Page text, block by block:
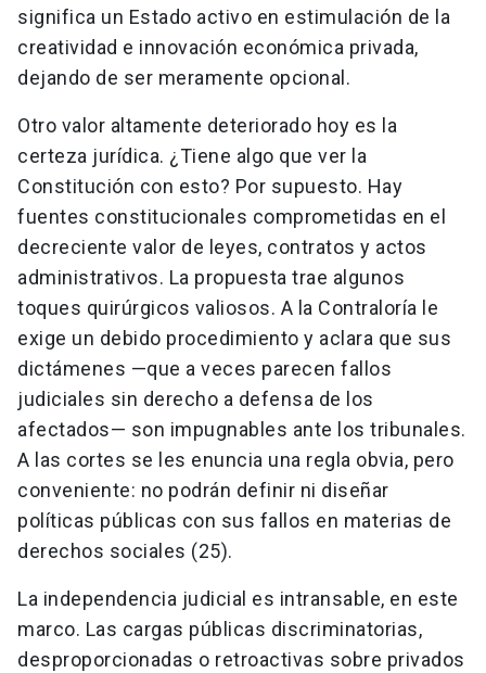
significa un Estado activo en estimulación de la
creatividad e innovación económica privada,
dejando de ser meramente opcional.
Otro valor altamente deteriorado hoy es la
certeza jurídica. ¿Tiene algo que ver la
Constitución con esto? Por supuesto. Hay
fuentes constitucionales comprometidas en el
decreciente valor de leyes, contratos y actos
administrativos. La propuesta trae algunos
toques quirúrgicos valiosos. A la Contraloría le
exige un debido procedimiento y aclara que sus
dictámenes —que a veces parecen fallos
judiciales sin derecho a defensa de los
afectados— son impugnables ante los tribunales.
A las cortes se les enuncia una regla obvia, pero
conveniente: no podrán definir ni diseñar
políticas públicas con sus fallos en materias de
derechos sociales (25).
La independencia judicial es intransable, en este
marco. Las cargas públicas discriminatorias,
desproporcionadas o retroactivas sobre privados